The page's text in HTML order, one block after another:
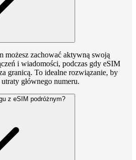
zachować aktywną swoją
i wiadomości, podczas gdy eSIM
granicą. To idealne rozwiązanie, by
głównego numeru.
z eSIM podróżnym?